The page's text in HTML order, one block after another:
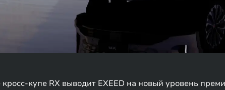
купе RX выводит EXEED на новый уровень